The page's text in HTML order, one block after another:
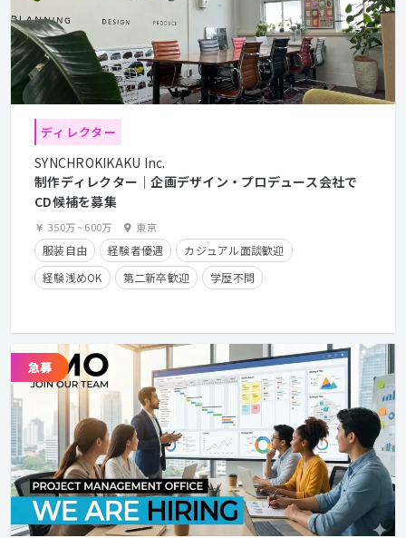
ディレクター
SYNCHROKIKAKU Inc.
制作ディレクター｜企画デザイン・プロデュース会社で
CD候補を募集
350万~600万 東京
服装自由 経験者優遇
カジュアル面談歓迎
経験浅めOK
第二新卒歓迎
学歴不問
在宅勤務可
クライアントとの直接取引多数